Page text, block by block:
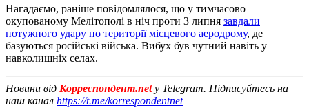
Нагадаємо, раніше повідомлялося, що у тимчасово
окупованому Мелітополі в ніч проти 3 липня завдали
потужного удару по території місцевого аеродрому, де
базуються російські війська. Вибух був чутний навіть у
навколишніх селах.
Новини від Корреспондент.netу Telegram. Підписуйтесь на
наш канал https://t.me/korrespondentnet